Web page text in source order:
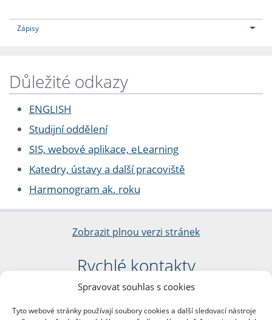
Spravovat souhlas s cookies
Tyto webové stránky používají soubory cookies a další sledovací nástroje
Zápisy
Důležité odkazy
ENGLISH
Studijní oddělení
SIS, webové aplikace, eLearning
Katedry, ústavy a další pracoviště
Harmonogram ak. roku
Zobrazit plnou verzi stránek
Rychlé kontakty
Filozofická fakulta
nám. Jana Palacha 1/2